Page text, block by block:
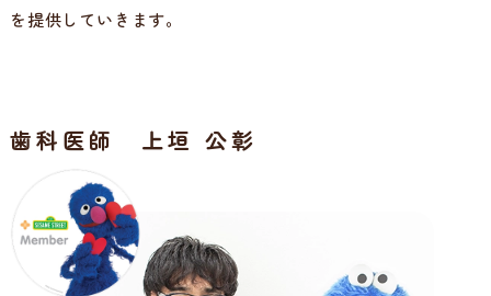
を提供していきます。
歯科医師 上垣 公彰